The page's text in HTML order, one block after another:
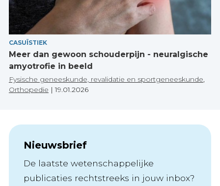
CASUÏSTIEK
Meer dan gewoon schouderpijn - neuralgische
amyotrofie in beeld
Fysische geneeskunde, revalidatie en sportgeneeskunde
Orthopedie |19.01.2026
Nieuwsbrief
De laatste wetenschappelijke
publicaties rechtstreeks in jouw inbox?